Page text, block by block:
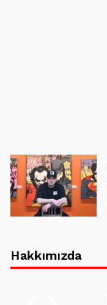
Hakkımızda